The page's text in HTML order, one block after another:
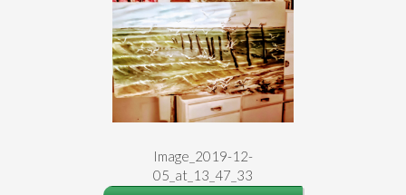
Image_2019-12-
05_at_13_47_33